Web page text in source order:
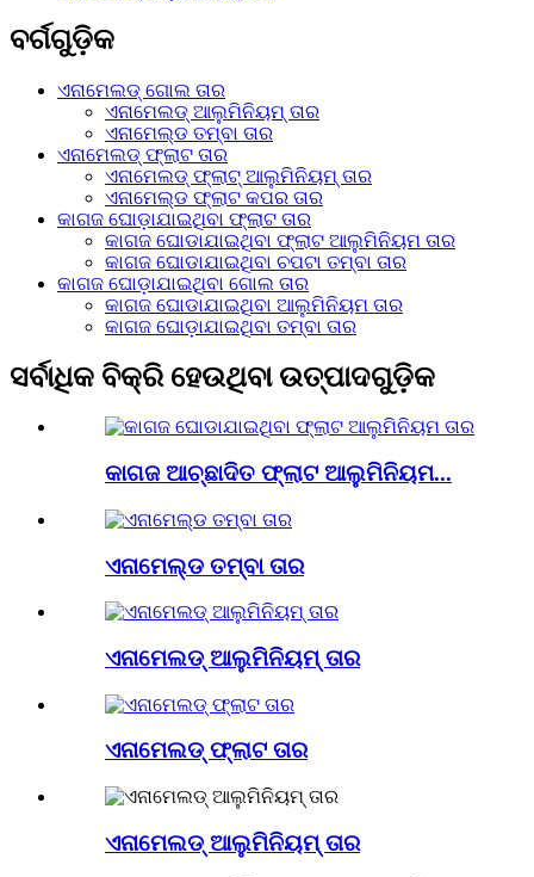
ବର୍ଗଗୁଡ଼ିକ
ଏନାମେଲଡ୍ ଗୋଲ ତାର
ଏନାମେଲଡ୍ ଆଲୁମିନିୟମ୍ ତାର
ଏନାମେଲ୍ଡ ତମ୍ବା ତାର
ଏନାମେଲଡ୍ ଫ୍ଲାଟ ତାର
ଏନାମେଲଡ୍ ଫ୍ଲାଟ୍ ଆଲୁମିନିୟମ୍ ତାର
ଏନାମେଲ୍ଡ ଫ୍ଲାଟ କପର ତାର
କାଗଜ ଘୋଡ଼ାଯାଇଥିବା ଫ୍ଲାଟ ତାର
କାଗଜ ଘୋଡାଯାଇଥିବା ଫ୍ଲାଟ ଆଲୁମିନିୟମ ତାର
କାଗଜ ଘୋଡାଯାଇଥିବା ଚପଟା ତମ୍ବା ତାର
କାଗଜ ଘୋଡ଼ାଯାଇଥିବା ଗୋଲ ତାର
କାଗଜ ଘୋଡାଯାଇଥିବା ଆଲୁମିନିୟମ ତାର
କାଗଜ ଘୋଡ଼ାଯାଇଥିବା ତମ୍ବା ତାର
ସର୍ବାଧିକ ବିକ୍ରି ହେଉଥିବା ଉତ୍ପାଦଗୁଡ଼ିକ
କାଗଜ ଆଚ୍ଛାଦିତ ଫ୍ଲାଟ ଆଲୁମିନିୟମ...
ଏନାମେଲ୍ଡ ତମ୍ବା ତାର
ଏନାମେଲଡ୍ ଆଲୁମିନିୟମ୍ ତାର
ଏନାମେଲଡ୍ ଫ୍ଲାଟ ତାର
ଏନାମେଲଡ୍ ଆଲୁମିନିୟମ୍ ତାର